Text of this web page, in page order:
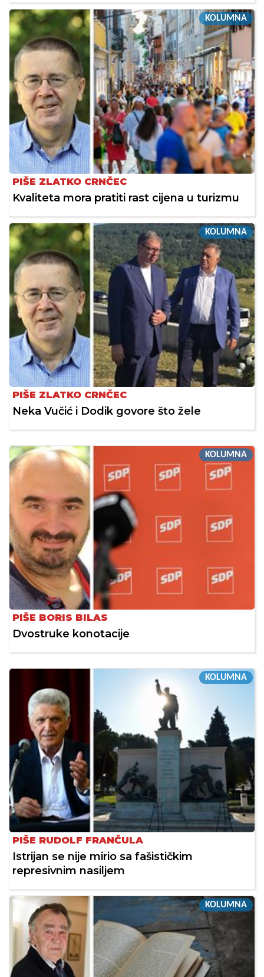
KOLUMNA
PIŠE ZLATKO CRNČEC
Kvaliteta mora pratiti rast cijena u turizmu
KOLUMNA
PIŠE ZLATKO CRNČEC
Neka Vučić i Dodik govore što žele
KOLUMNA
PIŠE BORIS BILAS
Dvostruke konotacije
KOLUMNA
PIŠE RUDOLF FRANČULA
Istrijan se nije mirio sa fašističkim
represivnim nasiljem
KOLUMNA